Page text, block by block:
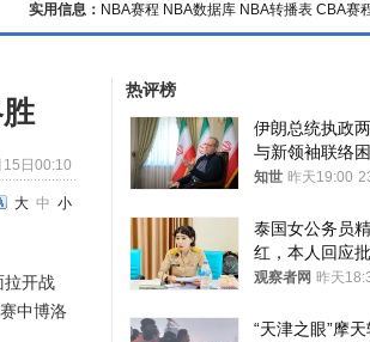
实用信息： NBA赛程 NBA数据库 NBA转播表 CBA赛
日00:10
大 中 小
开战
中博洛
热评榜
伊朗总统执政
与新领袖联络
知世 昨天19:00
泰国女公务员
红，本人回应
就别看
观察者网 昨天
“天津之眼”摩